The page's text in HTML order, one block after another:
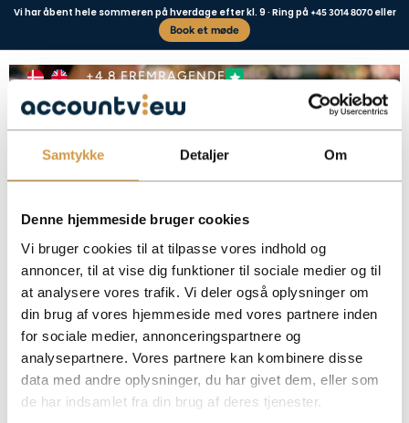
Samtykke Detaljer Om
Denne hjemmeside bruger cookies
Vi bruger cookies til at tilpasse vores indhold og
annoncer, til at vise dig funktioner til sociale medier og til
at analysere vores trafik. Vi deler også oplysninger om
din brug af vores hjemmeside med vores partnere inden
for sociale medier, annonceringspartnere og
analysepartnere. Vores partnere kan kombinere disse
data med andre oplysninger, du har givet dem, eller som
de har indsamlet fra din brug af deres tjenester.
Vi har åbent hele sommeren på hverdage efter kl. 9 · Ring på +45 3014 8070eller
Book et møde
+4,8 FREMRAGENDE
Kasseapparat regler 2024
Få overblik over reglerne for digitale kasseapparater, hvem de gælder for, og
hvilke bøder manglende overholdelse kan medføre.
Facebook
Mastodon
EmailShare